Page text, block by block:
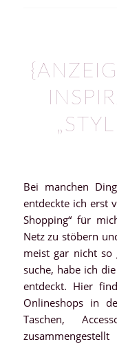
Bei manchen
entdeckte ich erst
Shopping“ für
Netz zu stöbern
meist gar nicht so
suche, habe ich
entdeckt. Hier
Onlineshops in
Taschen,